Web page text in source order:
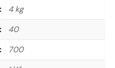
4 kg
40
700